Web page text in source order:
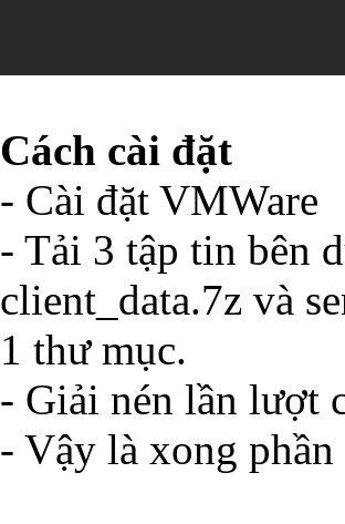
Cách cài đặt
- Cài đặt VMWare
- Tải 3 tập tin bên
client_data.7z và
1 thư mục.
- Giải nén lần lượt
- Vậy là xong phần